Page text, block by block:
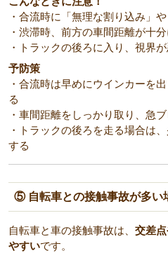
・合流時に「無理な割り込み」
・渋滞時、前方の車間距離が十
・トラックの後ろに入り、視界
予防策
・合流時は早めにウインカーを
る
・車間距離をしっかり取り、急
・トラックの後ろを走る場合は
する
⑤ 自転車との接触事故が多い
自転車と車の接触事故は、 交差
やすいです。